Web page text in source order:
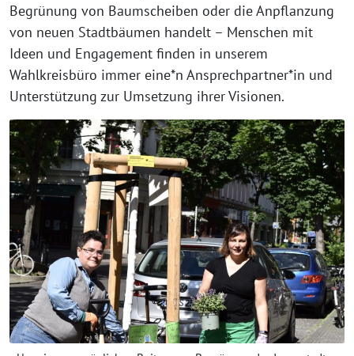
Begrünung von Baumscheiben oder die Anpflanzung
von neuen Stadtbäumen handelt – Menschen mit
Ideen und Engagement finden in unserem
Wahlkreisbüro immer eine*n Ansprechpartner*in und
Unterstützung zur Umsetzung ihrer Visionen.